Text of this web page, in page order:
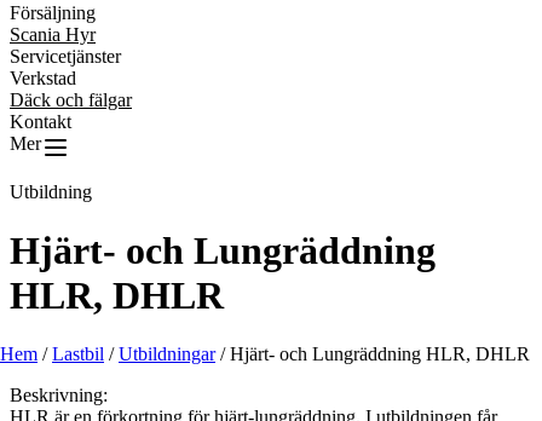
Försäljning
Scania Hyr
Servicetjänster
Verkstad
Däck och fälgar
Kontakt
Mer
Utbildning
Hjärt- och Lungräddning
HLR, DHLR
Hem /Lastbil /Utbildningar/Hjärt- och Lungräddning HLR, DHLR
Beskrivning: